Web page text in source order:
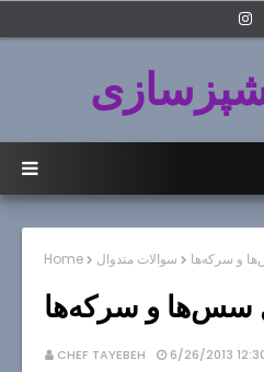
Home سوالات متدوال و سرکه‌ها
سس‌ها و سرکه‌ها
CHEF TAYEBEH 6/26/2013